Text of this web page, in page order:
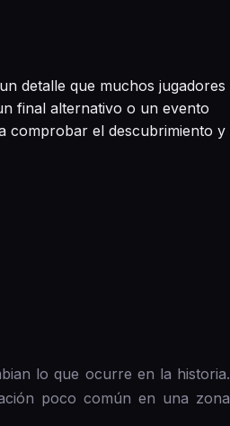
detalle que muchos jugadores
final alternativo o un evento
comprobar el descubrimiento y
lo que ocurre en la historia.
poco común en una zona